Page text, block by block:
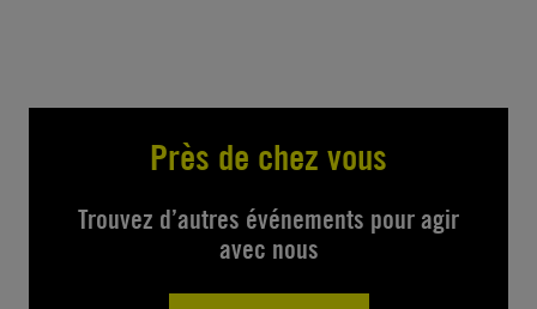
Près de chez vous
Trouvez d’autres événements pour agir
avec nous